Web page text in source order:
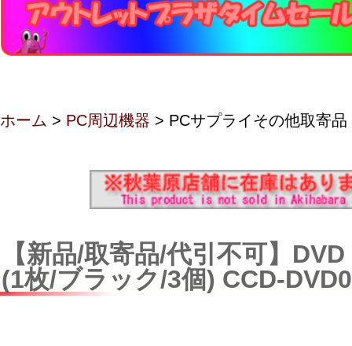
ホーム > PC周辺機器 > PCサプライその他取寄品
【新品/取寄品/代引不可】
(1枚/ブラック/3個) CCD-